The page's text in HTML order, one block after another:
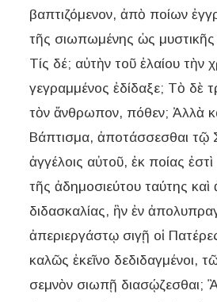
βαπτιζόμενον, ἀπὸ ποίων
τῆς σιωπωμένης ὡς
Τίς δέ; αὐτὴν τοῦ ἐλαίου τὴν
γεγραμμένος ἐδίδαξε; Τὸ δὲ
τὸν ἄνθρωπον, πόθεν; Ἀλλὰ
Βάπτισμα, ἀποτάσσεσθαι τῷ
ἀγγέλοις αὐτοῦ, ἐκ ποίας
τῆς ἀδημοσιεύτου ταύτης
διδασκαλίας, ἣν ἐν
ἀπεριεργάστῳ σιγῇ οἱ
καλῶς ἐκεῖνο δεδιδαγμένοι,
σεμνὸν σιωπῇ διασῴζεσθαι;